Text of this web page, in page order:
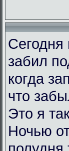
Сегодня
забил
когда
что
Это я
Ночью